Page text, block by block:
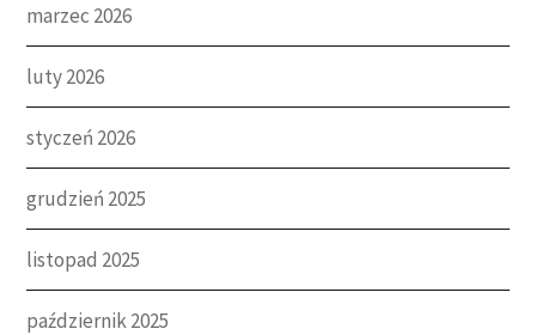
marzec 2026
luty 2026
styczeń 2026
grudzień 2025
listopad 2025
październik 2025